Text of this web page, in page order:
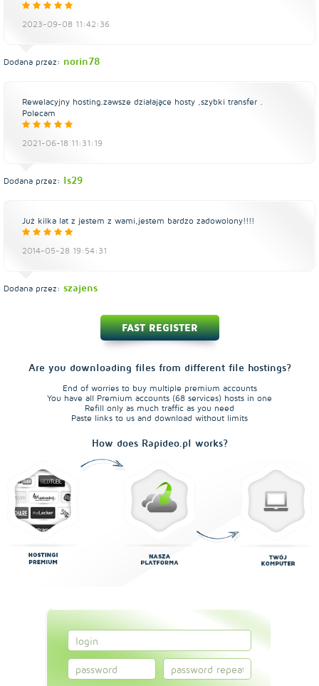
2023-09-08 11:42:36
Dodana przez: norin78
Rewelacyjny hosting.zawsze działające hosty ,szybki transfer .
Polecam
2021-06-18 11:31:19
Dodana przez: ls29
Już kilka lat z jestem z wami,jestem bardzo zadowolony!!!!
2014-05-28 19:54:31
Dodana przez: szajens
FAST REGISTER
Are you downloading files from different file hostings?
End of worries to buy multiple premium accounts
You have all Premium accounts (68 services) hosts in one
Refill only as much traffic as you need
Paste links to us and download without limits
How does Rapideo.pl works?